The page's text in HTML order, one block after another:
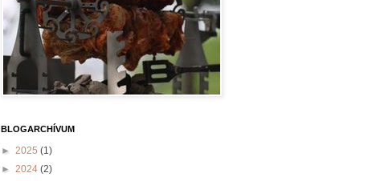
BLOGARCHÍVUM
► 2025 (1)
► 2024 (2)